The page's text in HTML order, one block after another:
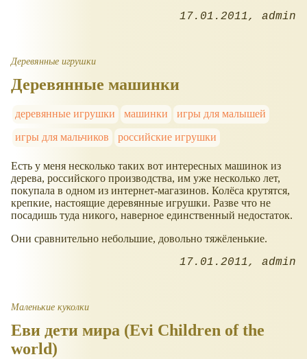
17.01.2011 admin
Деревянные игрушки
Деревянные машинки
деревянные игрушки машинки
игры для малышей
игры для мальчиков
российские игрушки
Есть у меня несколько таких вот интересных машинок из
дерева, российского производства, им уже несколько лет,
покупала в одном из интернет-магазинов. Колёса крутятся,
крепкие, настоящие деревянные игрушки. Разве что не
посадишь туда никого, наверное единственный недостаток.
Они сравнительно небольшие, довольно тяжёленькие.
17.01.2011 admin
Маленькие куколки
Еви дети мира (Evi Children of the
world)